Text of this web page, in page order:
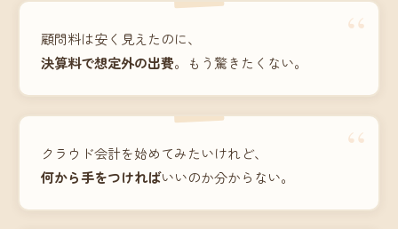
“
顧問料は安く見えたのに、
決算料で想定外の出費。もう驚きたくない。
“
クラウド会計を始めてみたいけれど、
何から手をつければいいのか分からない。